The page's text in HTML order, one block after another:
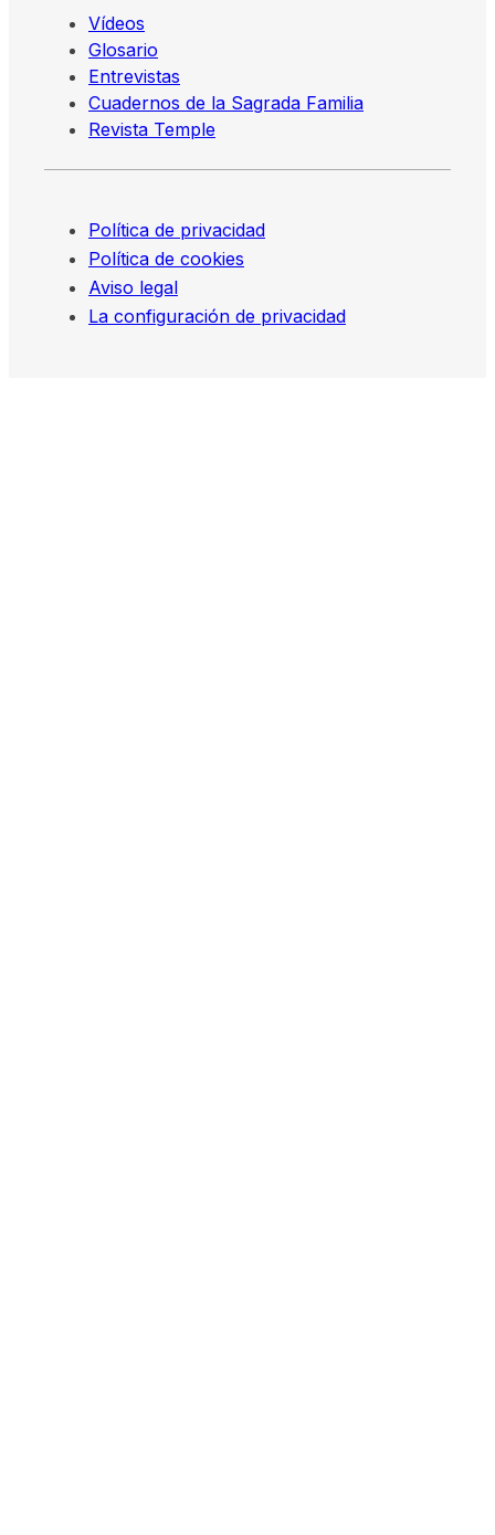
Vídeos
Glosario
Entrevistas
Cuadernos de la Sagrada Familia
Revista Temple
Política de privacidad
Política de cookies
Aviso legal
La configuración de privacidad